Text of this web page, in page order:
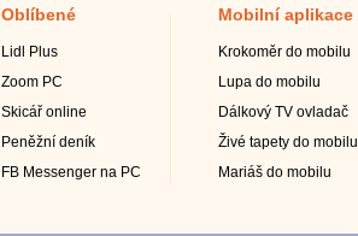
Oblíbené
Lidl Plus
Zoom PC
Skicář online
Peněžní deník
FB Messenger na PC
Mobilní aplikace
Krokoměr do mobilu
Lupa do mobilu
Dálkový TV ovladač
Živé tapety do mobilu
Mariáš do mobilu